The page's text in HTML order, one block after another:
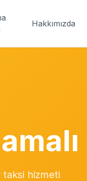
Hakkımızda
hizmeti